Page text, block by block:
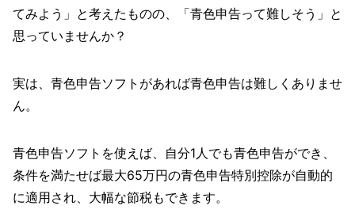
てみよう」と考えたものの、「青色申告って難しそう」と
思っていませんか？
実は、青色申告ソフトがあれば青色申告は難しくありませ
ん。
青色申告ソフトを使えば、自分1人でも青色申告ができ、
条件を満たせば最大65万円の青色申告特別控除が自動的
に適用され、大幅な節税もできます。